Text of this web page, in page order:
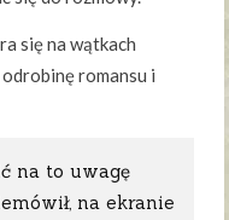
się na wątkach
romansu i
na to uwagę
na ekranie